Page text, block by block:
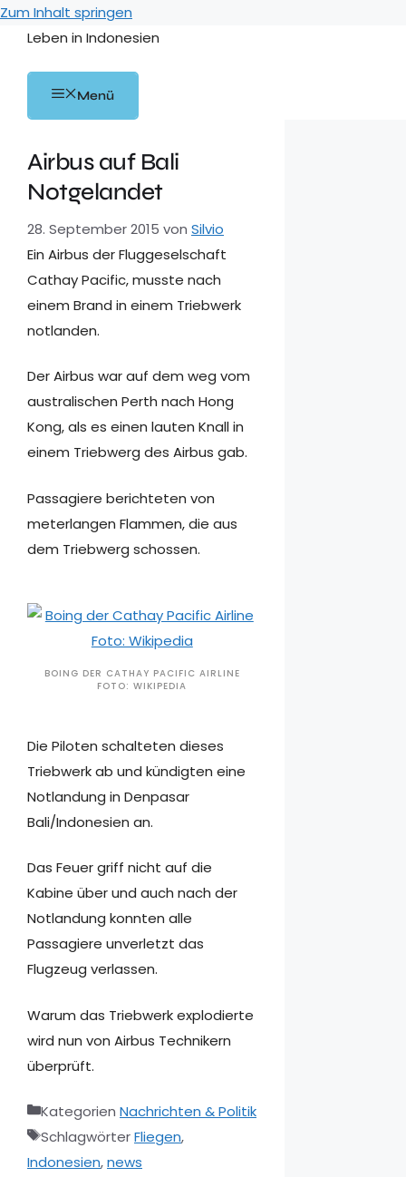
Zum Inhalt springen
Leben in Indonesien
Menü
Airbus auf Bali
Notgelandet
28. September 2015 von Silvio
Ein Airbus der Fluggeselschaft
Cathay Pacific, musste nach
einem Brand in einem Triebwerk
notlanden.
Der Airbus war auf dem weg vom
australischen Perth nach Hong
Kong, als es einen lauten Knall in
einem Triebwerg des Airbus gab.
Passagiere berichteten von
meterlangen Flammen, die aus
dem Triebwerg schossen.
BOING DER CATHAY PACIFIC AIRLINE
FOTO: WIKIPEDIA
Die Piloten schalteten dieses
Triebwerk ab und kündigten eine
Notlandung in Denpasar
Bali/Indonesien an.
Das Feuer griff nicht auf die
Kabine über und auch nach der
Notlandung konnten alle
Passagiere unverletzt das
Flugzeug verlassen.
Warum das Triebwerk explodierte
wird nun von Airbus Technikern
überprüft.
Kategorien Nachrichten & Politik
SchlagwörterFliegen,
Indonesien,news